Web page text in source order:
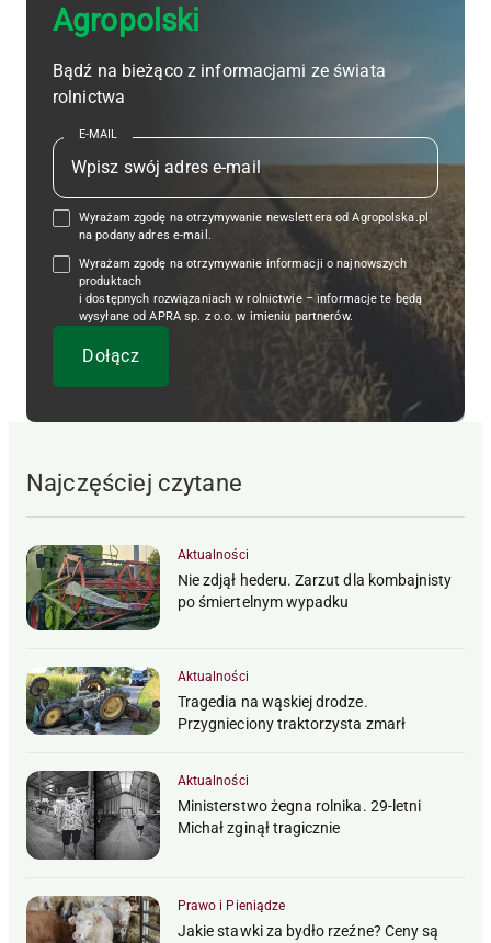
Agropolski
Bądź na bieżąco z informacjami ze świata
rolnictwa
E-MAIL
Wyrażam zgodę na otrzymywanie newslettera od Agropolska.pl
na podany adres e-mail.
Wyrażam zgodę na otrzymywanie informacji o najnowszych
produktach
i dostępnych rozwiązaniach w rolnictwie – informacje te będą
wysyłane od APRA sp. z o.o. w imieniu partnerów.
Najczęściej czytane
Aktualności
Nie zdjął hederu. Zarzut dla kombajnisty
po śmiertelnym wypadku
Aktualności
Tragedia na wąskiej drodze.
Przygnieciony traktorzysta zmarł
Aktualności
Ministerstwo żegna rolnika. 29-letni
Michał zginął tragicznie
Prawo i Pieniądze
Jakie stawki za bydło rzeźne? Ceny są